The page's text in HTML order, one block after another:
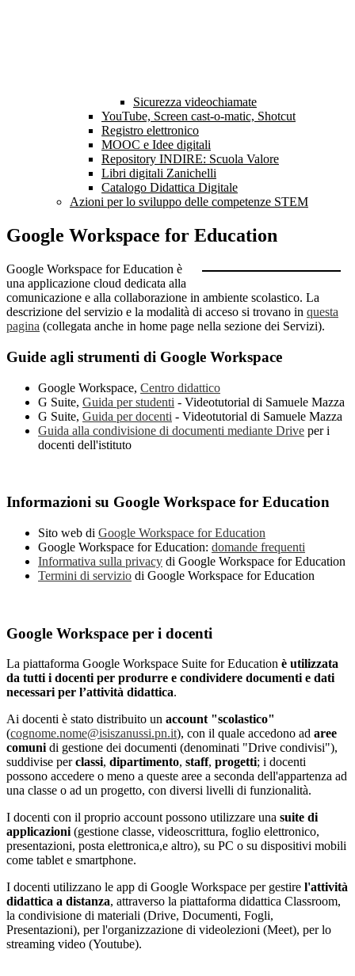
Sicurezza videochiamate
YouTube, Screen cast-o-matic, Shotcut
Registro elettronico
MOOC e Idee digitali
Repository INDIRE: Scuola Valore
Libri digitali Zanichelli
Catalogo Didattica Digitale
Azioni per lo sviluppo delle competenze STEM
Google Workspace for Education
Google Workspace for Education è
una applicazione cloud dedicata alla
comunicazione e alla collaborazione in ambiente scolastico. La
descrizione del servizio e la modalità di acceso si trovano in questa
pagina (collegata anche in home page nella sezione dei Servizi).
Guide agli strumenti di Google Workspace
Google Workspace, Centro didattico
G Suite, Guida per studenti - Videotutorial di Samuele Mazza
G Suite, Guida per docenti - Videotutorial di Samuele Mazza
Guida alla condivisione di documenti mediante Drive per i
docenti dell'istituto
Informazioni su Google Workspace for Education
Sito web di Google Workspace for Education
Google Workspace for Education: domande frequenti
Informativa sulla privacy di Google Workspace for Education
Termini di servizio di Google Workspace for Education
Google Workspace per i docenti
La piattaforma Google Workspace Suite for Education è utilizzata
da tutti i docenti per produrre e condividere documenti e dati
necessari per l’attività didattica.
Ai docenti è stato distribuito un account "scolastico"
(cognome.nome@isiszanussi.pn.it), con il quale accedono ad aree
comunidi gestione dei documenti (denominati "Drive condivisi"),
suddivise perclassi, dipartimento, staff, progetti; i docenti
possono accedere o meno a queste aree a seconda dell'appartenza ad
una classe o ad un progetto, con diversi livelli di funzionalità.
I docenti con il proprio account possono utilizzare una suite di
applicazioni(gestione classe, videoscrittura, foglio elettronico,
presentazioni, posta elettronica,e altro), su PC o su dispositivi mobili
come tablet e smartphone.
I docenti utilizzano le app di Google Workspace per gestire l'attività
didattica a distanza, attraverso la piattaforma didattica Classroom,
la condivisione di materiali (Drive, Documenti, Fogli,
Presentazioni), per l'organizzazione di videolezioni (Meet), per lo
streaming video (Youtube).